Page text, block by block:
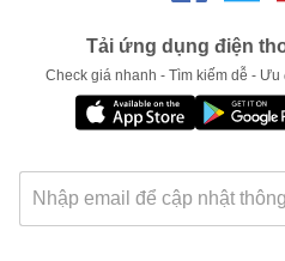
Tải ứng dụng điện
Check giá nhanh - Tìm kiếm dễ - Ưu